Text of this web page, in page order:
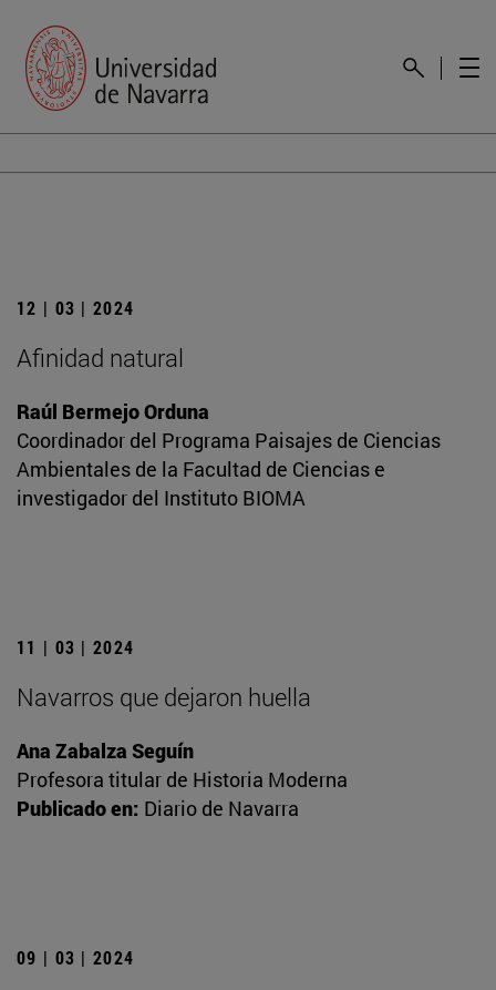
12 | 03 | 2024
Afinidad natural
Raúl Bermejo Orduna
Coordinador del Programa Paisajes de Ciencias
Ambientales de la Facultad de Ciencias e
investigador del Instituto BIOMA
11 | 03 | 2024
Navarros que dejaron huella
Ana Zabalza Seguín
Profesora titular de Historia Moderna
Publicado en: Diario de Navarra
09 | 03 | 2024